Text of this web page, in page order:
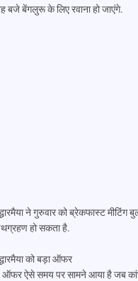
बजे बेंगलुरू के लिए रवाना हो जाएंगे.
ने गुरुवार को ब्रेकफास्ट
हो सकता है.
को बड़ा ऑफर
ऐसे समय पर सामने आया है जब